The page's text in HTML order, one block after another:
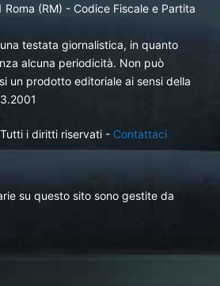
Roma (RM) - Codice Fiscale e Partita
testata giornalistica, in quanto
alcuna periodicità. Non può
un prodotto editoriale ai sensi della
i diritti riservati - Contattaci
su questo sito sono gestite da